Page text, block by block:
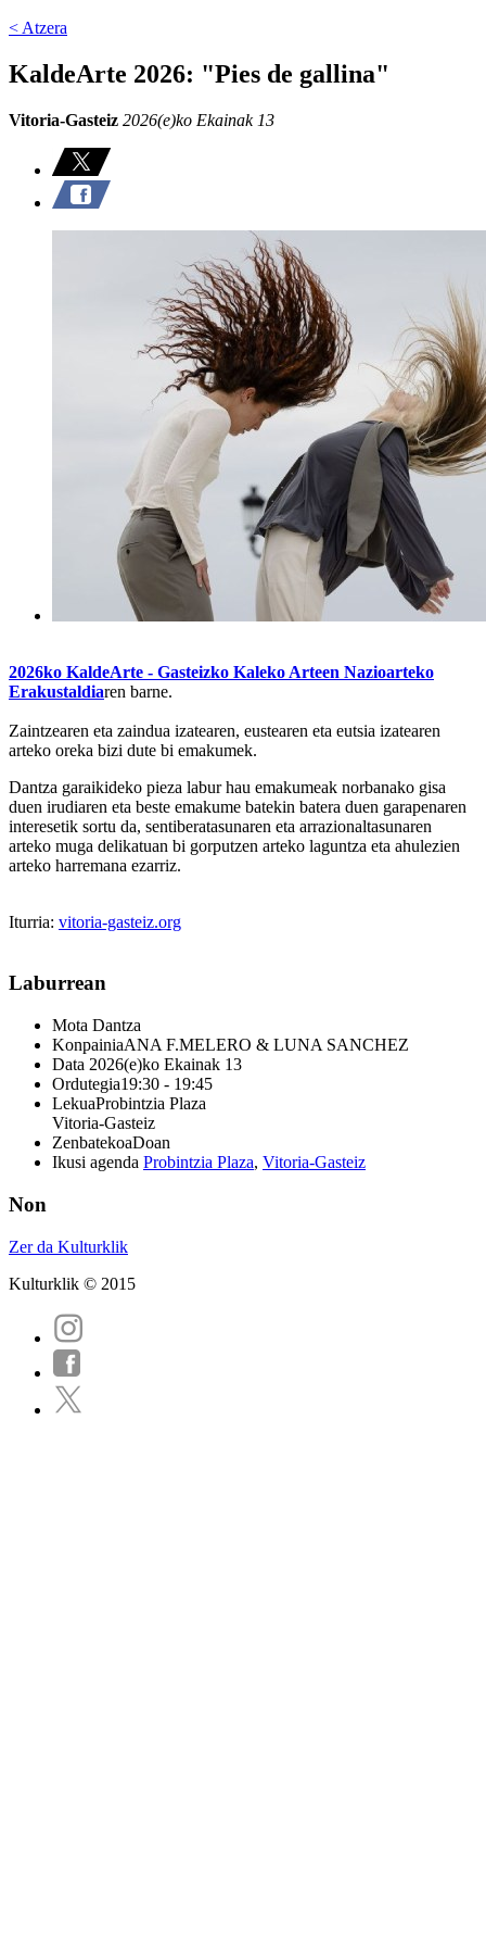
< Atzera
KaldeArte 2026: "Pies de gallina"
Vitoria-Gasteiz 2026(e)ko Ekainak 13
2026ko KaldeArte - Gasteizko Kaleko Arteen Nazioarteko
Erakustaldiaren barne.
Zaintzearen eta zaindua izatearen, eustearen eta eutsia izatearen
arteko oreka bizi dute bi emakumek.
Dantza garaikideko pieza labur hau emakumeak norbanako gisa
duen irudiaren eta beste emakume batekin batera duen garapenaren
interesetik sortu da, sentiberatasunaren eta arrazionaltasunaren
arteko muga delikatuan bi gorputzen arteko laguntza eta ahulezien
arteko harremana ezarriz.
Iturria: vitoria-gasteiz.org
Laburrean
Mota Dantza
KonpainiaANA F.MELERO & LUNA SANCHEZ
Data 2026(e)ko Ekainak 13
Ordutegia19:30 - 19:45
LekuaProbintzia Plaza
Vitoria-Gasteiz
ZenbatekoaDoan
Ikusi agenda Probintzia Plaza, Vitoria-Gasteiz
Non
Zer da Kulturklik
Kulturklik © 2015